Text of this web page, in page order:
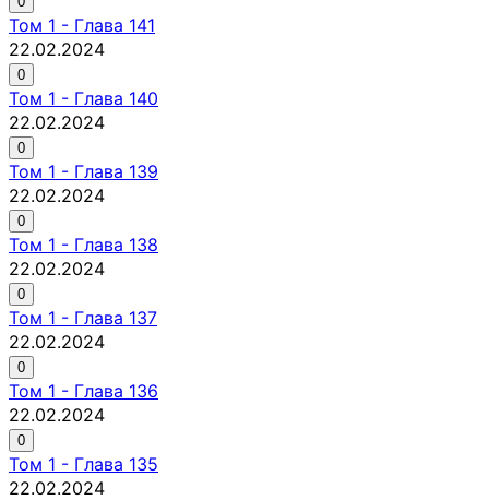
Том 1 - Глава 141
22.02.2024
0
Том 1 - Глава 140
22.02.2024
0
Том 1 - Глава 139
22.02.2024
0
Том 1 - Глава 138
22.02.2024
0
Том 1 - Глава 137
22.02.2024
0
Том 1 - Глава 136
22.02.2024
0
Том 1 - Глава 135
22.02.2024